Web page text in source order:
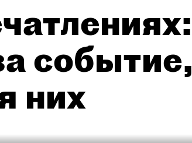
событие,
них